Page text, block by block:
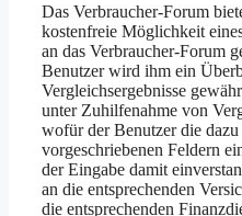
Das Verbraucher-Forum
kostenfreie Möglichkeit
an das Verbraucher-Forum
Benutzer wird ihm ein
Vergleichsergebnisse
unter Zuhilfenahme von
wofür der Benutzer die
vorgeschriebenen Feldern
der Eingabe damit
an die entsprechenden
die entsprechenden